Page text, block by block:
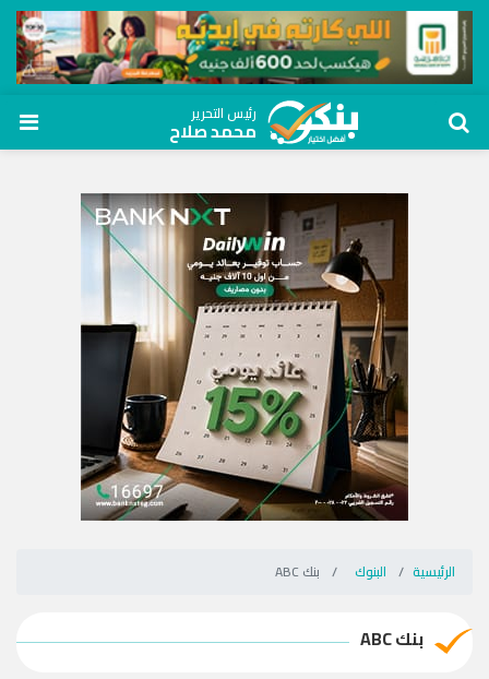
رئيس التحرير
محمد صلاح
الرئيسية البنوك بنك ABC
بنك ABC